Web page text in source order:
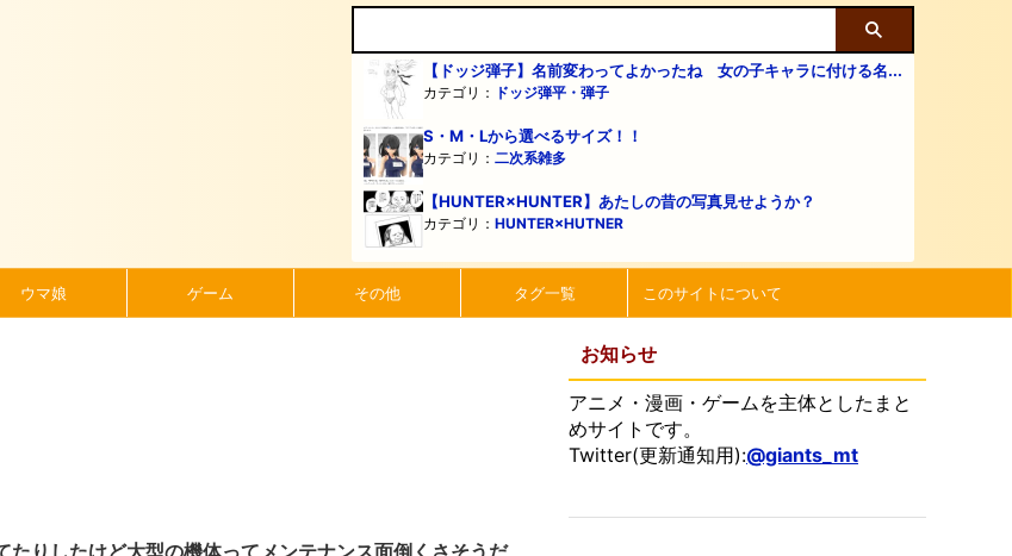
【ドッジ弾子】名前変わってよかったね 女の子キャラに付ける名...
カテゴリ： ドッジ弾平・弾子
S・M・Lから選べるサイズ！！
カテゴリ： 二次系雑多
【HUNTER×HUNTER】あたしの昔の写真見せようか？
カテゴリ： HUNTER×HUTNER
ウマ娘 ゲーム その他 タグ一覧 このサイトについて
たりしたけど大型の機体ってメンテナンス面倒くさそうだ
お知らせ
アニメ・漫画・ゲームを主体としたまと
めサイトです。
Twitter(更新通知用):@giants_mt